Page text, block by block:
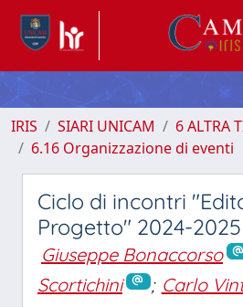
IRIS SIARI UNICAM
6 ALTRA
6.16 Organizzazione di eventi
Ciclo di incontri
Progetto" 2024-2025
Giuseppe Bonaccorso
Scortichini
; Carlo